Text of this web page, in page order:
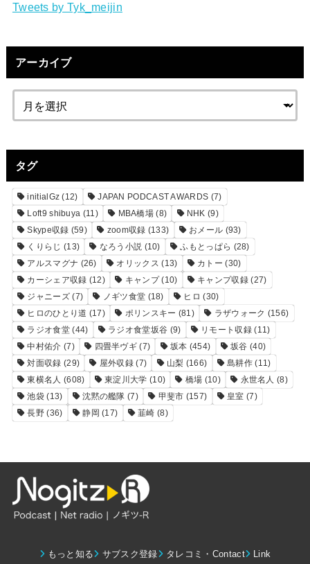
Tweets by Tyk_meijin
アーカイブ
タグ
initialGz (12) JAPAN PODCAST AWARDS (7)
Loft9 shibuya (11) MBA橋場 (8) NHK (9)
Skype収録 (59) zoom収録 (133) おメール (93)
くりらじ (13) なろう小説 (10) ふもとっぱら (28)
アルスマグナ (26) オリックス (13) カトー (30)
カーシェア収録 (12) キャンプ(10) キャンプ収録(27)
ジャニーズ(7) ノギツ食堂 (18) ヒロ (30)
ヒロのひとり道 (17) ポリンスキー (81) ラザウォーク (156)
ラジオ食堂(44) ラジオ食堂坂谷 (9) リモート収録(11)
中村佑介 (7) 四畳半ヴギ (7) 坂本 (454) 坂谷 (40)
対面収録 (29) 屋外収録 (7) 山梨 (166) 島耕作(11)
東横名人 (608) 東淀川大学 (10) 橋場 (10) 永世名人 (8)
池袋 (13) 沈黙の艦隊 (7) 甲斐市 (157) 皇室 (7)
長野 (36) 静岡 (17) 韮崎 (8)
もっと知る サブスク登録 タレコミ・Contact Link